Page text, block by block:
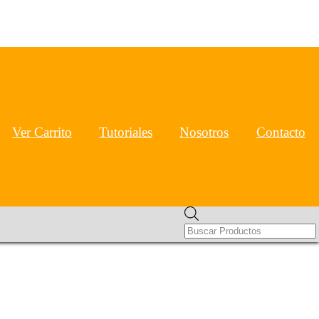
Ver Carrito Tutoriales Nosotros Contacto
search